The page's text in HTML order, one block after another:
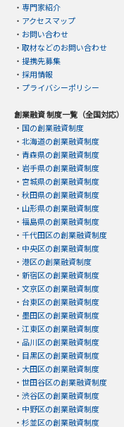
・ 専門家紹介
・ アクセスマップ
・ お問い合わせ
・ 取材などのお問い合わせ
・ 提携先募集
・ 採用情報
・ プライバシーポリシー
創業融資 制度一覧（全国対応）
・ 国の創業融資制度
・ 北海道の創業融資制度
・ 青森県の創業融資制度
・ 岩手県の創業融資制度
・ 宮城県の創業融資制度
・ 秋田県の創業融資制度
・ 山形県の創業融資制度
・ 福島県の創業融資制度
・ 千代田区の創業融資制度
・ 中央区の創業融資制度
・ 港区の創業融資制度
・ 新宿区の創業融資制度
・ 文京区の創業融資制度
・ 台東区の創業融資制度
・ 墨田区の創業融資制度
・ 江東区の創業融資制度
・ 品川区の創業融資制度
・ 目黒区の創業融資制度
・ 大田区の創業融資制度
・ 世田谷区の創業融資制度
・ 渋谷区の創業融資制度
・ 中野区の創業融資制度
・ 杉並区の創業融資制度